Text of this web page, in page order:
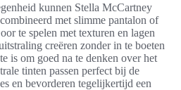
kunnen Stella McCartney
met slimme pantalon of
te spelen met texturen en lagen
creëren zonder in te boeten
is om goed na te denken over het
tinten passen perfect bij de
en bevorderen tegelijkertijd een